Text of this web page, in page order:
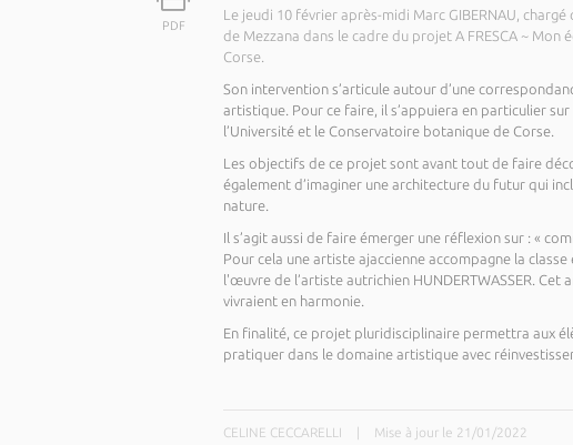
PDF
Le jeudi 10 février après-midi Marc GIBERNAU,
de Mezzana dans le cadre du projet A FRESCA ~
Corse.
Son intervention s’articule autour d’une
artistique. Pour ce faire, il s’appuiera en particulier
l’Université et le Conservatoire botanique de Corse.
Les objectifs de ce projet sont avant tout de faire
également d’imaginer une architecture du futur qui
nature.
Il s’agit aussi de faire émerger une réflexion sur : «
Pour cela une artiste ajaccienne accompagne la
l'œuvre de l’artiste autrichien HUNDERTWASSER.
vivraient en harmonie.
En finalité, ce projet pluridisciplinaire permettra aux
pratiquer dans le domaine artistique avec
CELINE CECCARELLI Mise à jour le 21/01/2022